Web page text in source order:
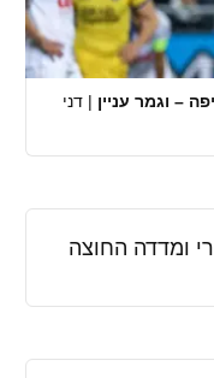
– וגמר עניין | דני
ומדדה החוצה